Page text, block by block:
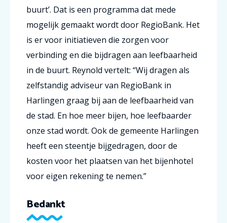
buurt’. Dat is een programma dat mede
mogelijk gemaakt wordt door RegioBank. Het
is er voor initiatieven die zorgen voor
verbinding en die bijdragen aan leefbaarheid
in de buurt. Reynold vertelt: “Wij dragen als
zelfstandig adviseur van RegioBank in
Harlingen graag bij aan de leefbaarheid van
de stad. En hoe meer bijen, hoe leefbaarder
onze stad wordt. Ook de gemeente Harlingen
heeft een steentje bijgedragen, door de
kosten voor het plaatsen van het bijenhotel
voor eigen rekening te nemen.”
Bedankt